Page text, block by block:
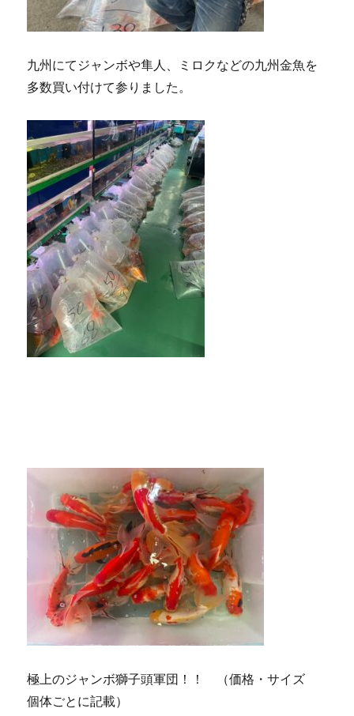
九州にてジャンボや隼人、ミロクなどの九州金魚を
多数買い付けて参りました。
極上のジャンボ獅子頭軍団！！ （価格・サイズ
個体ごとに記載）